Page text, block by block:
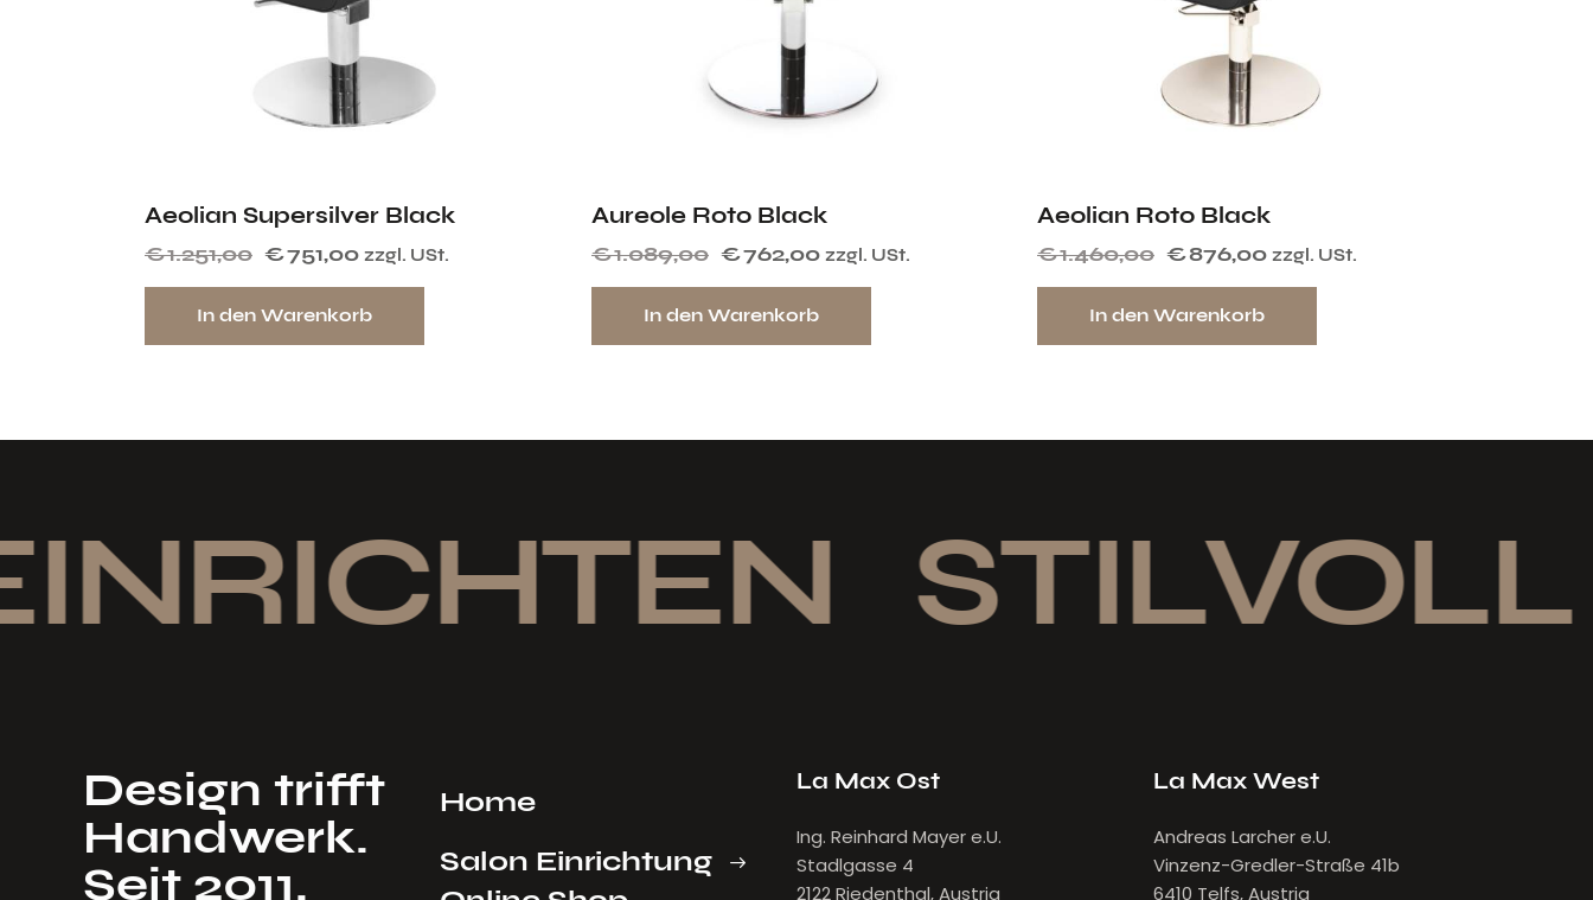
Aeolian Supersilver Black
€1.251,00 €751,00 zzgl. USt.
In den Warenkorb
Aureole Roto Black
€1.089,00 €762,00 zzgl. USt.
In den Warenkorb
Aeolian Roto Black
€1.460,00 €876,00 zzgl. USt.
In den Warenkorb
STILVOLL
Design trifft
Handwerk.
Seit 2011.
Home
Salon Einrichtung
La Max Ost
Ing. Reinhard Mayer e.U.
Stadlgasse 4
2122 Riedenthal, Austria
La Max West
Andreas Larcher e.U.
Vinzenz-Gredler-Straße 41b
6410 Telfs, Austria